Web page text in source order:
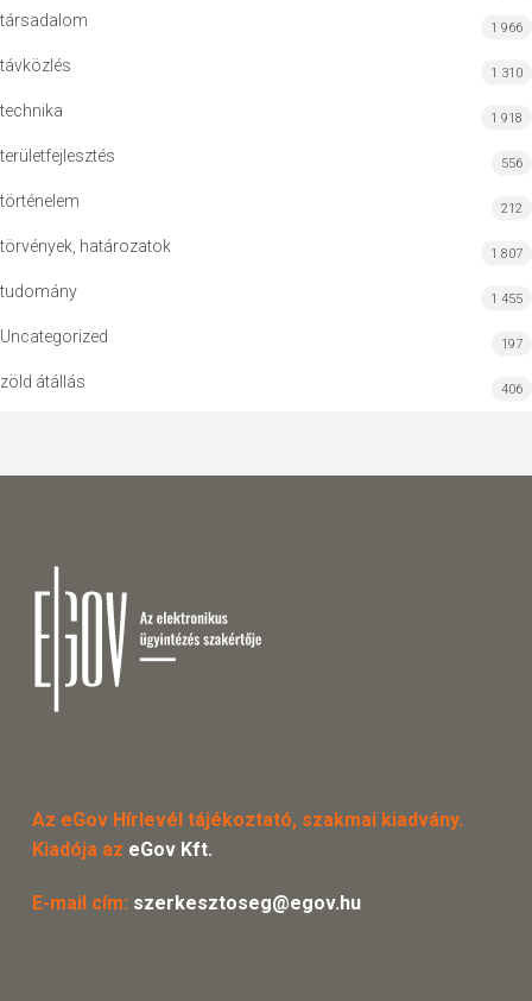
társadalom 1 966
távközlés 1 310
technika 1 918
területfejlesztés 556
történelem 212
törvények, határozatok 1 807
tudomány 1 455
Uncategorized 197
zöld átállás 406
Az eGov Hírlevél tájékoztató, szakmai kiadvány.
Kiadója az eGov Kft.
E-mail cím: szerkesztoseg@egov.hu